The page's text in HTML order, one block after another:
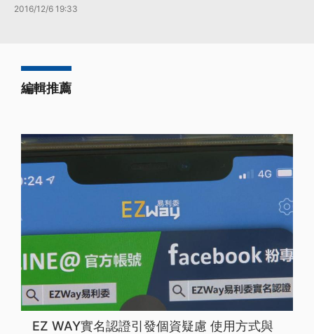
2016/12/6 19:33
編輯推薦
EZ WAY實名認證引發個資疑慮 使用方式與